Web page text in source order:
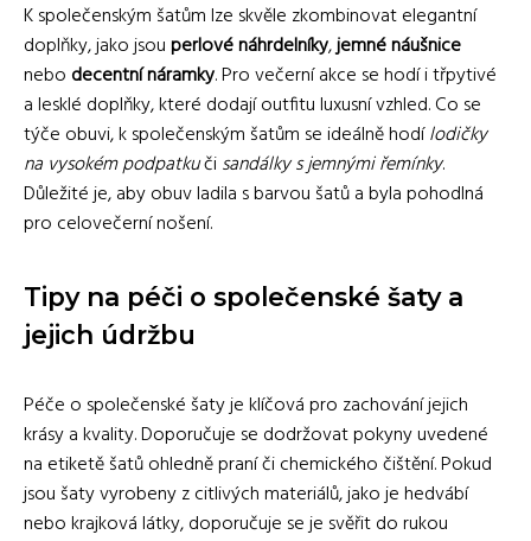
K společenským šatům lze skvěle zkombinovat elegantní
doplňky, jako jsouperlové náhrdelníky,jemné náušnice
nebo decentní náramky. Pro večerní akce se hodí i třpytivé
a lesklé doplňky, které dodají outfitu luxusní vzhled. Co se
týče obuvi, k společenským šatům se ideálně hodílodičky
na vysokém podpatkučisandálky s jemnými řemínky.
Důležité je, aby obuv ladila s barvou šatů a byla pohodlná
pro celovečerní nošení.
Tipy na péči o společenské šaty a
jejich údržbu
Péče o společenské šaty je klíčová pro zachování jejich
krásy a kvality. Doporučuje se dodržovat pokyny uvedené
na etiketě šatů ohledně praní či chemického čištění. Pokud
jsou šaty vyrobeny z citlivých materiálů, jako je hedvábí
nebo krajková látky, doporučuje se je svěřit do rukou